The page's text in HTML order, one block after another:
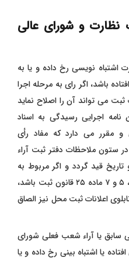
و شورای عالی
اشتباه ‌نویسی رخ داده و یا به
باشد، اگر رای به مرحله اجرا
می ‌تواند آن را اصلاح نماید
مورد ماده ۴ آیین‌ نامه اجرایی رسیدگی به اسناد
مقرر می ‌دارد که مفاد رأی
ستون ملاحظات دفتر ثبت آراء
قید گردد و اگر مربوط به
اشتباهات مذکور در بندهای ۱، ۵ و ۷ ماده ۲۵ قانون ثبت باشد،
در تابلوی اعلانات ثبت محل نیز الصاق
سابق یا آراء شعب فعلی شورای
یا اشتباه ‌بینی رخ داده و یا